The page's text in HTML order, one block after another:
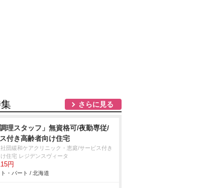
さらに見る
調理スタッフ」無資格可/夜勤専従/
付き高齢者向け住宅
団緩和ケアクリニック・恵庭/サービス付き
住宅 レジデンスヴィータ
円
・パート / 北海道